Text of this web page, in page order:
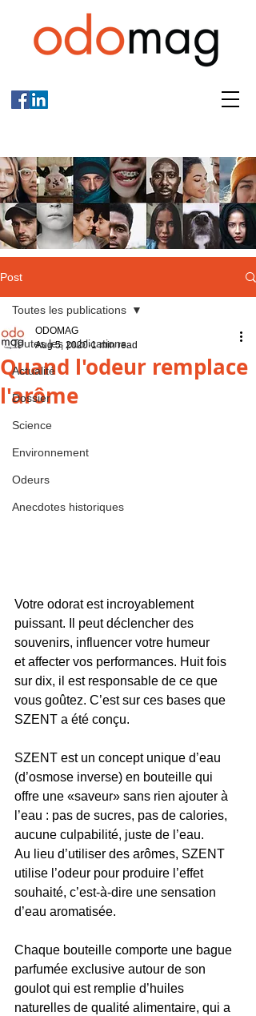
Post
Toutes les publications
Actualité
Dossier
Science
Environnement
Odeurs
Anecdotes historiques
Toutes les publications
Quand l'odeur remplace
l'arôme
ODOMAG
Aug 5, 2020 1 min read
Votre odorat est incroyablement
puissant. Il peut déclencher des
souvenirs, influencer votre humeur
et affecter vos performances. Huit fois
sur dix, il est responsable de ce que
vous goûtez. C’est sur ces bases que
SZENT a été conçu.
SZENT est un concept unique d’eau
(d’osmose inverse) en bouteille qui
offre une «saveur» sans rien ajouter à
l’eau : pas de sucres, pas de calories,
aucune culpabilité, juste de l’eau.
Au lieu d’utiliser des arômes, SZENT
utilise l’odeur pour produire l’effet
souhaité, c’est-à-dire une sensation
d’eau aromatisée.
Chaque bouteille comporte une bague
parfumée exclusive autour de son
goulot qui est remplie d’huiles
naturelles de qualité alimentaire, qui a